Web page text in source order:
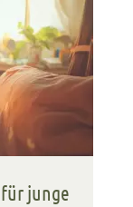
junge